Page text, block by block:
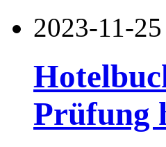
2023-11-25
Prüfung